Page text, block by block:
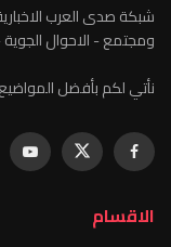
شبكة صدى العرب
ومجتمع - الاحوال
نأتي لكم بأفضل المواضيع
الاقسام